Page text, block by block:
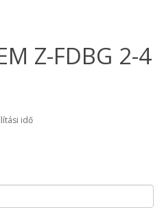
Z-FDBG 2-4
idő